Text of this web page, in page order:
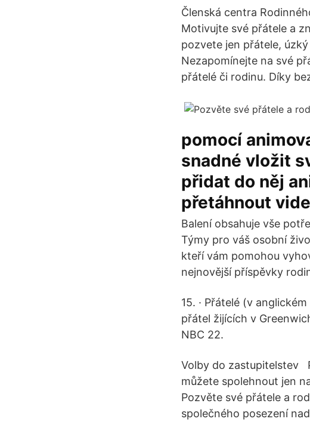
Členská centra
Motivujte své přátele a
pozvete jen přátele,
Nezapomínejte na své
přátelé či rodinu. Díky
pomocí
snadné vložit
přidat do něj
přetáhnout
Balení obsahuje vše
Týmy pro váš osobní
kteří vám pomohou
nejnovější příspěvky
15. · Přátelé (v
přátel žijících v
NBC 22.
Volby do zastupitelstev
můžete spolehnout jen
Pozvěte své přátele a
společného posezení